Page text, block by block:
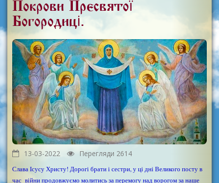
Покрови Пресвятої
Богородиці.
13-03-2022 Перегляди 2614
Слава Ісусу Христу! Дорогі брати і сестри, у ці дні Великого посту в
час війни продовжуємо молитись за перемогу над ворогом за наше